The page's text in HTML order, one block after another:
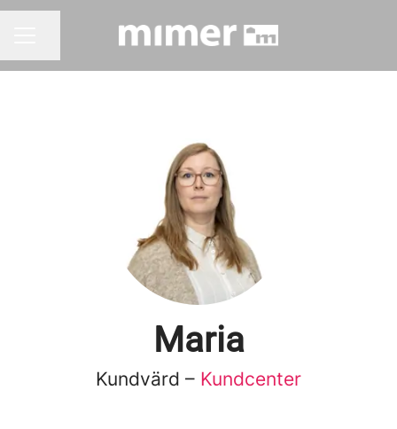
Maria
Kundvärd – Kundcenter